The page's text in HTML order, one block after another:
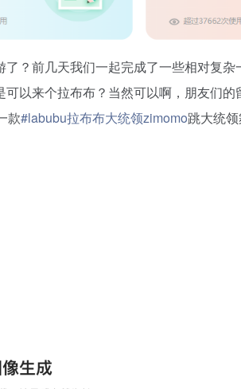
？前几天我们一起完成了一些相对复
以来个拉布布？当然可以啊，朋友们
款#labubu拉布布大统领zimomo跳大统领